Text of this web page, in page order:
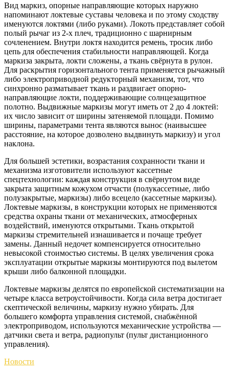
Вид маркиз, опорные направляющие которых наружно
напоминают локтевые суставы человека и по этому сходству
именуются локтями (либо руками). Локоть представляет собой
полый рычаг из 2-х плеч, традиционно с шарнирным
сочленением. Внутри локтя находится ремень, тросик либо
цепь для обеспечения стабильности направляющей. Когда
маркиза закрыта, локти сложены, а ткань свёрнута в рулон.
Для раскрытия горизонтального тента применяется рычажный
либо электроприводной редукторный механизм, тот, что
синхронно разматывает ткань и раздвигает опорно-
направляющие локти, поддерживающие солнцезащитное
полотно. Выдвижные маркизы могут иметь от 2 до 4 локтей:
их число зависит от ширины затеняемой площади. Помимо
ширины, параметрами тента являются вынос (наивысшее
расстояние, на которое дозволено выдвинуть маркизу) и угол
наклона.
Для большей эстетики, возрастания сохранности ткани и
механизма изготовители используют кассетные
спецтехнологии: каждая конструкция в свёрнутом виде
закрыта защитным кожухом отчасти (полукассетные, либо
полузакрытые, маркизы) либо всецело (кассетные маркизы).
Локтевые маркизы, в конструкции которых не применяются
средства охраны ткани от механических, атмосферных
воздействий, именуются открытыми. Ткань открытой
маркизы стремительней изнашивается и почаще требует
замены. Данный недочет компенсируется относительно
невысокой стоимостью системы. В целях увеличения срока
эксплуатации открытые маркизы монтируются под вылетом
крыши либо балконной площадки.
Локтевые маркизы делятся по европейской систематизации на
четыре класса ветроустойчивости. Когда сила ветра достигает
скептической величины, маркизу нужно убирать. Для
большего комфорта управления системой, снабжённой
электроприводом, используются механические устройства —
датчики света и ветра, радиопульт (пульт дистанционного
управления).
Новости